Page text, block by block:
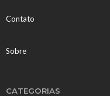
Contato
Sobre
CATEGORIAS